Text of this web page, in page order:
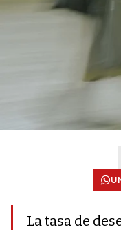
La tasa de